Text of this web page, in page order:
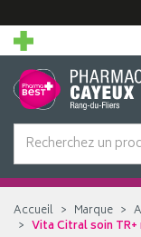
Accueil Marque
Vita Citral soin